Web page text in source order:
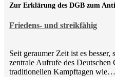
Friedens- und streikfähig
Zur Erklärung des DGB zum
Seit geraumer Zeit ist es besser,
zentrale Aufrufe des Deutschen
traditionellen Kampftagen wie…